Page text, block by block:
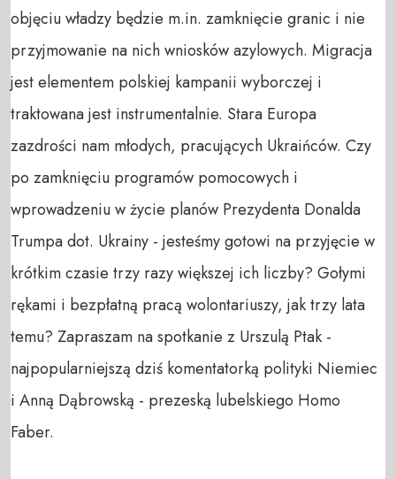
objęciu władzy będzie m.in. zamknięcie granic i nie
przyjmowanie na nich wniosków azylowych. Migracja
jest elementem polskiej kampanii wyborczej i
traktowana jest instrumentalnie. Stara Europa
zazdrości nam młodych, pracujących Ukraińców. Czy
po zamknięciu programów pomocowych i
wprowadzeniu w życie planów Prezydenta Donalda
Trumpa dot. Ukrainy - jesteśmy gotowi na przyjęcie w
krótkim czasie trzy razy większej ich liczby? Gołymi
rękami i bezpłatną pracą wolontariuszy, jak trzy lata
temu? Zapraszam na spotkanie z Urszulą Ptak -
najpopularniejszą dziś komentatorką polityki Niemiec
i Anną Dąbrowską - prezeską lubelskiego Homo
Faber.